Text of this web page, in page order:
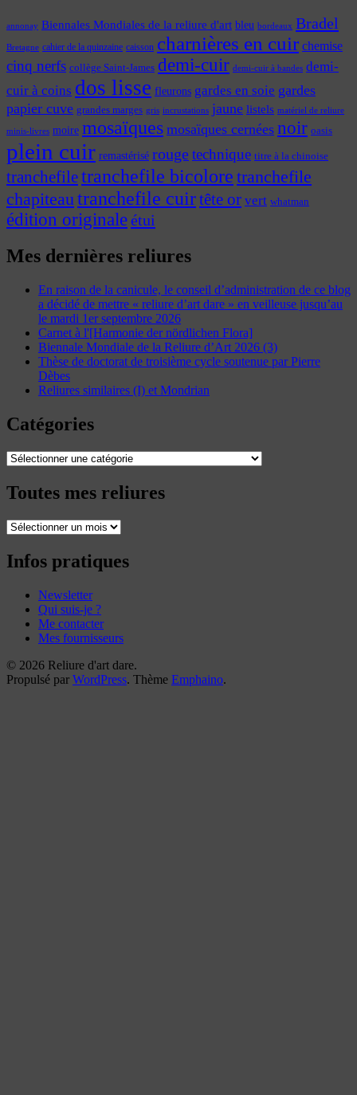
annonay Biennales Mondiales de la reliure d'art bleu bordeaux Bradel
Bretagne cahier de la quinzaine caisson charnières en cuir chemise
cinq nerfs collège Saint-James demi-cuir demi-cuir à bandes demi-
cuir à coins dos lisse fleurons gardes en soie gardes
papier cuve grandes marges gris incrustations jaune listels matériel de reliure
minis-livres moire mosaïques mosaïques cernées noir oasis
plein cuir remastérisé rougetechnique titre à la chinoise
tranchefiletranchefile bicolore tranchefile
chapiteau tranchefile cuirtête or vert whatman
édition originaleétui
Mes dernières reliures
En raison de la canicule, le conseil d’administration de ce blog
a décidé de mettre « reliure d’art dare » en veilleuse jusqu’au
le mardi 1er septembre 2026
Carnet à l'[Harmonie der nördlichen Flora]
Biennale Mondiale de la Reliure d’Art 2026 (3)
Thèse de doctorat de troisième cycle soutenue par Pierre
Dèbes
Reliures similaires (I) et Mondrian
Catégories
Catégories
Toutes mes reliures
Toutes
reliures
Infos pratiques
Newsletter
Qui suis-je ?
Me contacter
Mes fournisseurs
© 2026 Reliure d'art dare.
Propulsé par WordPress. Thème Emphaino.